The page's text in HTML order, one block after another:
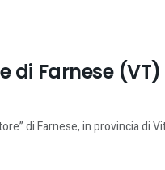
Farnese (VT)
di Farnese, in provincia di